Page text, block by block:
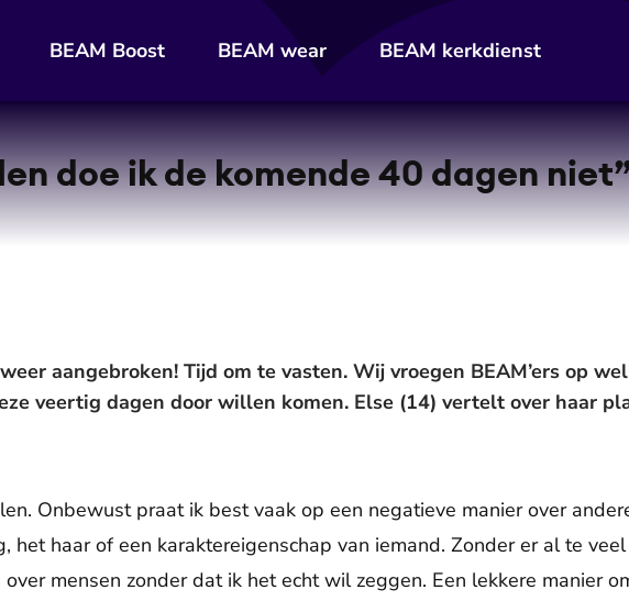
BEAM Boost BEAM wear BEAM kerkdienst
doe ik de komende 40 dagen
aangebroken! Tijd om te vasten. Wij vroegen BEAM’ers op
veertig dagen door willen komen. Else (14) vertelt over haar
Onbewust praat ik best vaak op een negatieve manier over
het haar of een karaktereigenschap van iemand. Zonder er al te
mensen zonder dat ik het echt wil zeggen. Een lekkere manier